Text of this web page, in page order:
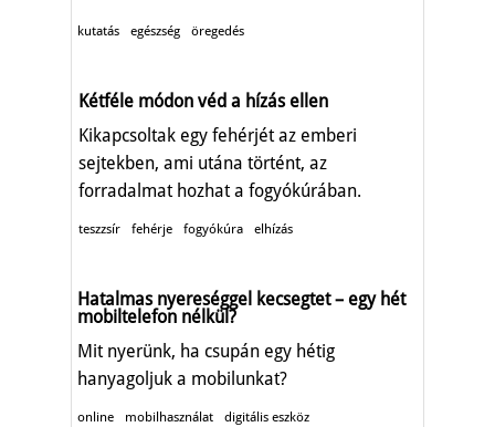
kutatás egészség öregedés
Kétféle módon véd a hízás ellen
Kikapcsoltak egy fehérjét az emberi
sejtekben, ami utána történt, az
forradalmat hozhat a fogyókúrában.
teszzsír fehérje fogyókúra elhízás
Hatalmas nyereséggel kecsegtet – egy hét
mobiltelefon nélkül?
Mit nyerünk, ha csupán egy hétig
hanyagoljuk a mobilunkat?
online mobilhasználat digitális eszköz